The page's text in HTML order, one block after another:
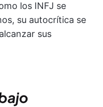
los INFJ se
su autocrítica se
sus